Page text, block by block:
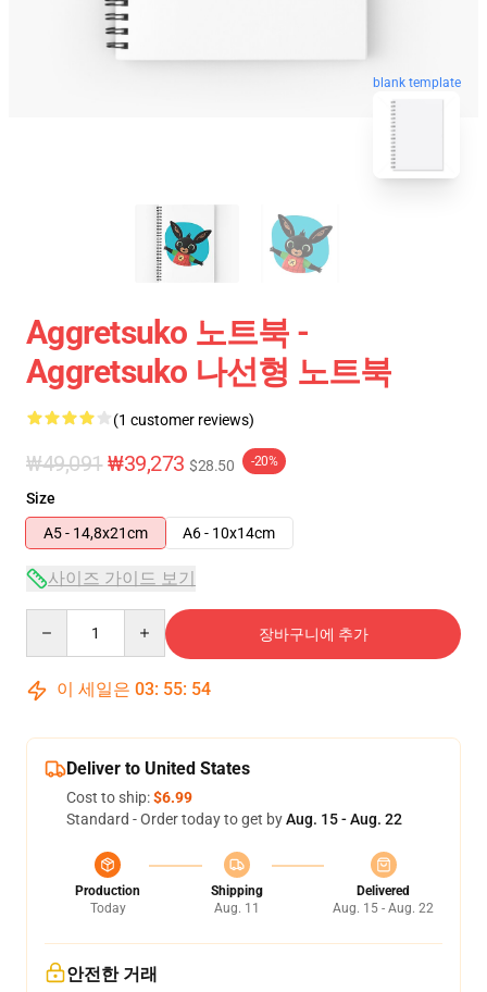
blank template
Aggretsuko 노트북 -
Aggretsuko 나선형 노트북
(1 customer reviews)
₩49,091 ₩39,273 $28.50 -20%
Size
A5 - 14,8x21cm
A6 - 10x14cm
사이즈 가이드 보기
장바구니에 추가
이 세일은 03: 55: 53
Deliver to United States
Cost to ship:$6.99
Standard - Order today to get byAug. 15 - Aug. 22
Production
Today
Shipping
Aug. 11
Delivered
Aug. 15 - Aug. 22
안전한 거래